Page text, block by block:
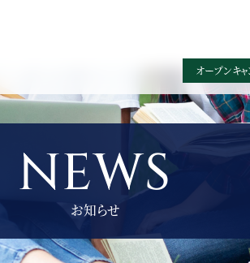
オープンキ
NEWS
お知らせ